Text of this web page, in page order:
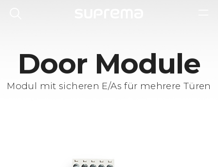
Door Module
Modul mit sicheren E/As für mehrere Türen